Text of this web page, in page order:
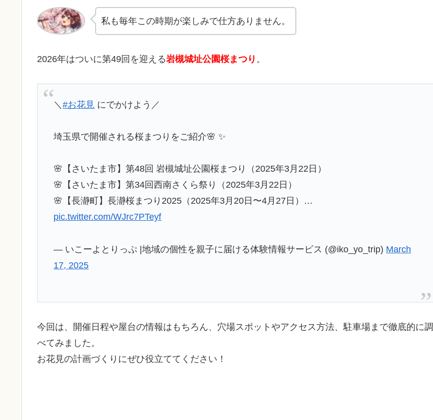
私も毎年この時期が楽しみで仕方ありません。
2026年はついに第49回を迎える岩槻城址公園桜まつり 。
＼#お花見 にでかけよう／
埼玉県で開催される桜まつりをご紹介🌸 ✨
🌸【さいたま市】第48回 岩槻城址公園桜まつり（2025年3月22日）
🌸【さいたま市】第34回西南さくら祭り（2025年3月22日）
🌸【長瀞町】長瀞桜まつり2025（2025年3月20日〜4月27日）…
pic.twitter.com/WJrc7PTeyf
— いこーよとりっぷ |地域の個性を親子に届ける体験情報サービス (@iko_yo_trip) March
17, 2025
今回は、開催日程や屋台の情報はもちろん、穴場スポットやアクセス方法、駐車場まで徹底的に調
べてみました。
お花見の計画づくりにぜひ役立ててください！